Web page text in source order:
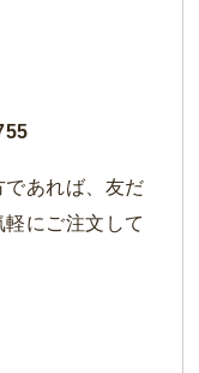
であれば、友だ
にご注文して